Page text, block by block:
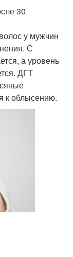
30
у мужчин
С
а уровень
ДГТ
к облысению.